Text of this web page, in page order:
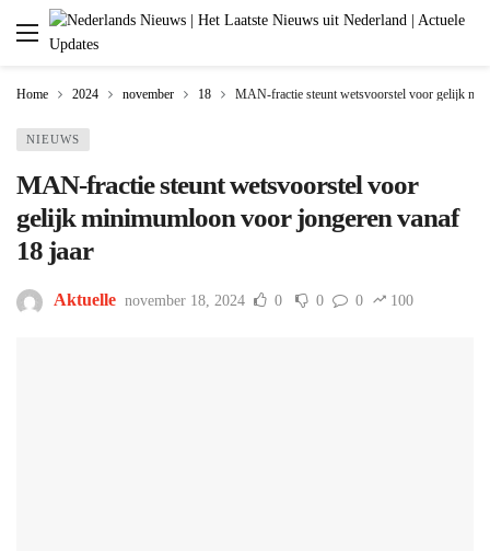
Home 2024 november 18 MAN-fractie steunt wetsvoorstel voor gelijk
NIEUWS
MAN-fractie steunt wetsvoorstel voor
gelijk minimumloon voor jongeren vanaf
18 jaar
Aktuelle november 18, 2024 0 0 0 100